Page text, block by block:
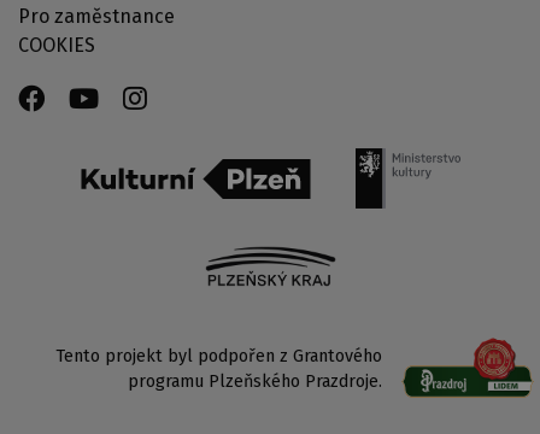
Pro zaměstnance
COOKIES
Tento projekt byl podpořen z Grantového
programu Plzeňského Prazdroje.